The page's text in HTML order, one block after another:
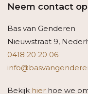
Neem contact
Bas van Genderen
Nieuwstraat 9,
0418 20 20 06
Bekijk hier hoe we